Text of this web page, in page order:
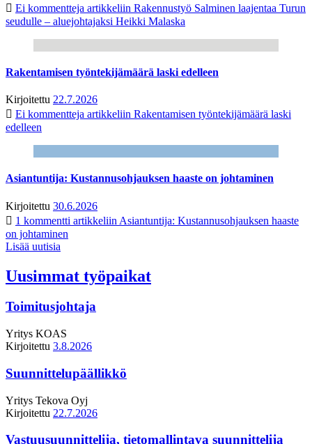
Ei kommentteja artikkeliin Rakennustyö Salminen laajentaa Turun
seudulle – aluejohtajaksi Heikki Malaska
Rakentamisen työntekijämäärä laski edelleen
Kirjoitettu 22.7.2026
Ei kommentteja artikkeliin Rakentamisen työntekijämäärä laski
edelleen
Asiantuntija: Kustannusohjauksen haaste on johtaminen
Kirjoitettu 30.6.2026
1 kommentti artikkeliin Asiantuntija: Kustannusohjauksen haaste
on johtaminen
Lisää uutisia
Uusimmat työpaikat
Toimitusjohtaja
Yritys KOAS
Kirjoitettu 3.8.2026
Suunnittelupäällikkö
Yritys Tekova Oyj
Kirjoitettu 22.7.2026
Vastuusuunnittelija, tietomallintava suunnittelija